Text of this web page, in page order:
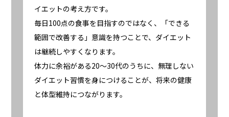
イエットの考え方です。
毎日100点の食事を目指すのではなく、「できる
範囲で改善する」意識を持つことで、ダイエット
は継続しやすくなります。
体力に余裕がある20〜30代のうちに、無理しない
ダイエット習慣を身につけることが、将来の健康
と体型維持につながります。